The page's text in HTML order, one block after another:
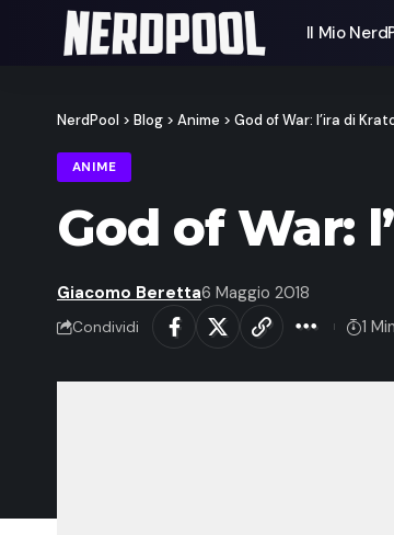
Il Mio
NerdPool > Blog > Anime > God of War: l’ira di
ANIME
God of War:
Giacomo Beretta6 Maggio 2018
Condividi 1 Min